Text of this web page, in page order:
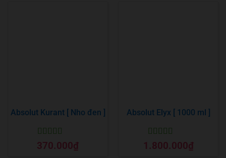
Absolut Kurant [ Nho đen ]
Được xếp
hạng55 sao
370.000₫
Absolut Elyx [ 1000 ml ]
Được xếp
hạng55 sao
1.800.000₫